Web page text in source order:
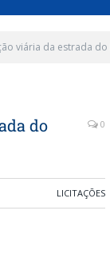
viária da estrada
do
0
LICITAÇÕES